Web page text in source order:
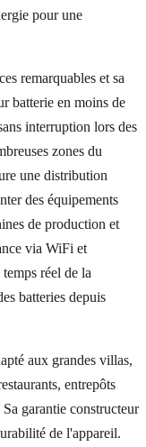
pour une
remarquables et sa
batterie en moins de
interruption lors des
zones du
une distribution
des équipements
de production et
via WiFi et
réel de la
batteries depuis
aux grandes villas,
entrepôts
garantie constructeur
de l'appareil.